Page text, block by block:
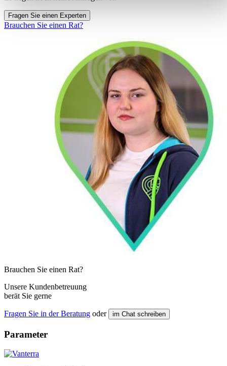
Fragen Sie einen Experten
Brauchen Sie einen Rat?
Brauchen Sie einen Rat?
Unsere Kundenbetreuung
berät Sie gerne
Fragen Sie in der Beratung oder im Chat schreiben
Parameter